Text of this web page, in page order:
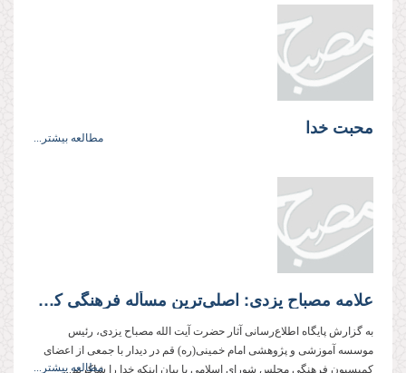
محبت خدا مطالعه بیشتر...
علامه مصباح یزدی: اصلی‌ترین مسأله فرهنگی كشور، ولایت فقیه است
به گزارش پایگاه اطلاع‌رسانی آثار حضرت آیت الله مصباح یزدی، رئیس
موسسه آموزشی و پژوهشی امام خمینی(ره) قم در دیدار با جمعی از اعضای
كمیسیون فرهنگی مجلس شورای اسلامی با بیان اینكه خدا را شاكریم...
مطالعه بیشتر...